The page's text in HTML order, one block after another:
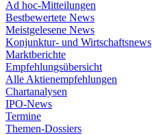
Ad hoc-Mitteilungen
Bestbewertete News
Meistgelesene News
Konjunktur- und Wirtschaftsnews
Marktberichte
Empfehlungsübersicht
Alle Aktienempfehlungen
Chartanalysen
IPO-News
Termine
Themen-Dossiers